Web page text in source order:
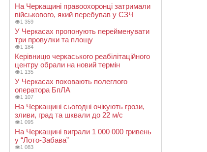
На Черкащині правоохоронці затримали
військового, який перебував у СЗЧ
1 359
У Черкасах пропонують перейменувати
три провулки та площу
1 184
Керівницю черкаського реабілітаційного
центру обрали на новий термін
1 135
У Черкасах поховають полеглого
оператора БпЛА
1 107
На Черкащині сьогодні очікують грози,
зливи, град та шквали до 22 м/с
1 095
На Черкащині виграли 1 000 000 гривень
у “Лото-Забава”
1 083